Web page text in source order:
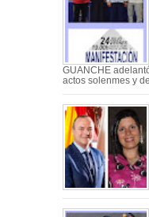
GUANCHE
actos solenmes y de